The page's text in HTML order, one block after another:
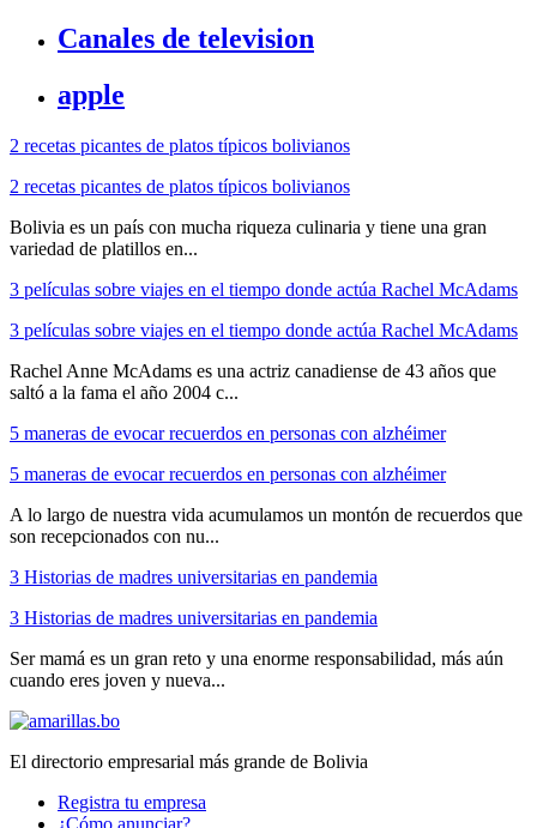
Canales de television
apple
2 recetas picantes de platos típicos bolivianos
2 recetas picantes de platos típicos bolivianos
Bolivia es un país con mucha riqueza culinaria y tiene una gran
variedad de platillos en...
3 películas sobre viajes en el tiempo donde actúa Rachel McAdams
3 películas sobre viajes en el tiempo donde actúa Rachel McAdams
Rachel Anne McAdams es una actriz canadiense de 43 años que
saltó a la fama el año 2004 c...
5 maneras de evocar recuerdos en personas con alzhéimer
5 maneras de evocar recuerdos en personas con alzhéimer
A lo largo de nuestra vida acumulamos un montón de recuerdos que
son recepcionados con nu...
3 Historias de madres universitarias en pandemia
3 Historias de madres universitarias en pandemia
Ser mamá es un gran reto y una enorme responsabilidad, más aún
cuando eres joven y nueva...
El directorio empresarial más grande de Bolivia
Registra tu empresa
¿Cómo anunciar?